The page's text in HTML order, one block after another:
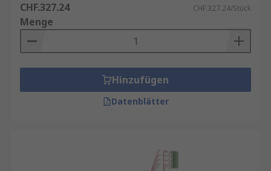
CHF.327.24 CHF.327.24/Stück
Menge
Hinzufügen
Datenblätter